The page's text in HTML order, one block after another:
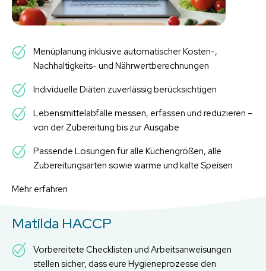
Menüplanung inklusive automatischer Kosten-,
Nachhaltigkeits- und Nährwertberechnungen
Individuelle Diäten zuverlässig berücksichtigen
Lebensmittelabfälle messen, erfassen und reduzieren –
von der Zubereitung bis zur Ausgabe
Passende Lösungen für alle Küchengrößen, alle
Zubereitungsarten sowie warme und kalte Speisen
Mehr erfahren
Matilda HACCP
Vorbereitete Checklisten und Arbeitsanweisungen
stellen sicher, dass eure Hygieneprozesse den